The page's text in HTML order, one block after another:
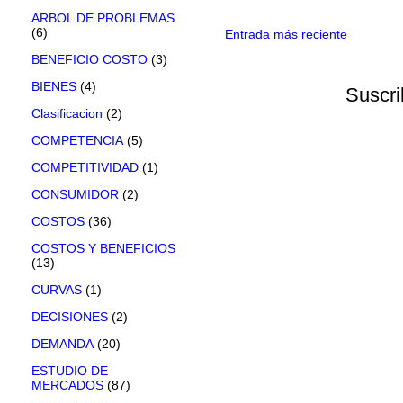
Entrada más reciente
ARBOL DE PROBLEMAS
(6)
BENEFICIO COSTO (3)
BIENES (4)
Clasificacion (2)
COMPETENCIA (5)
COMPETITIVIDAD (1)
CONSUMIDOR (2)
COSTOS (36)
COSTOS Y BENEFICIOS
(13)
CURVAS (1)
DECISIONES (2)
DEMANDA (20)
ESTUDIO DE
MERCADOS (87)